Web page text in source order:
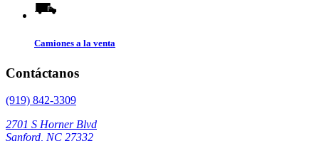
Camiones a la venta
Contáctanos
(919) 842-3309
2701 S Horner Blvd
Sanford, NC 27332